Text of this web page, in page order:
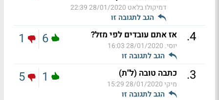
דמיקולו בלאט 28/01/2020 22:39
הגב לתגובה זו
4
. אז אתם עובדים לפי מזל?
יוסי. 28/01/2020 16:03
הגב לתגובה זו
6
1
3
. כתבה טובה (ל"ת)
מיקי28/01/2020 15:29
הגב לתגובה זו
1
5